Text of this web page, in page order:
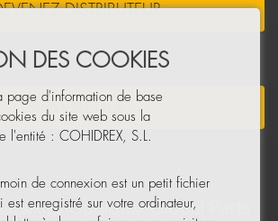
DISTRIBUTEUR
NEWSLETTER
DES COOKIES
page d'information de base
du site web sous la
l'entité : COHIDREX, S.L.
de connexion est un petit fichier
est enregistré sur votre ordinateur,